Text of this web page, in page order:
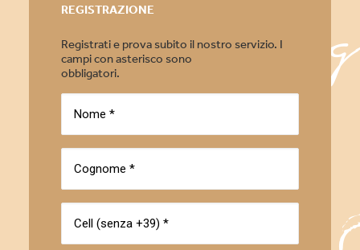
REGISTRAZIONE
Registrati e prova subito il nostro servizio. I
campi con asterisco sono
obbligatori.